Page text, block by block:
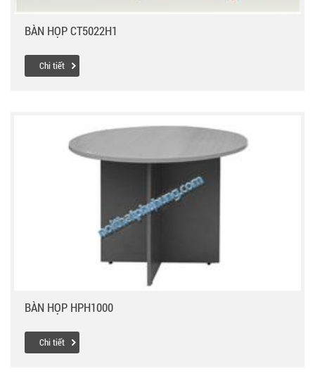
BÀN HỌP CT5022H1
Chi tiết
BÀN HỌP HPH1000
Chi tiết